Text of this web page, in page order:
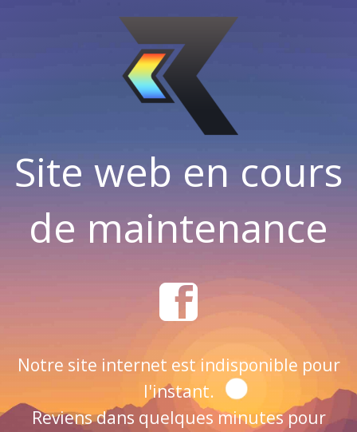
Site web en cours
de maintenance
Notre site internet est indisponible pour
l'instant.
Reviens dans quelques minutes pour